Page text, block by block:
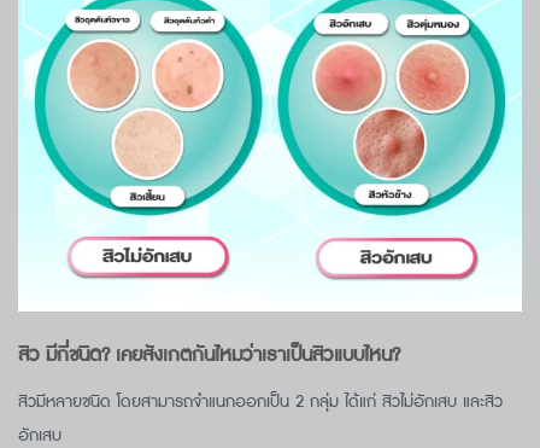
สิว มีกี่ชนิด? เคยสังเกตกันไหมว่าเราเป็นสิวแบบไหน?
สิวมีหลายชนิด โดยสามารถจำแนกออกเป็น 2 กลุ่ม ได้แก่ สิวไม่อักเสบ และสิว
อักเสบ